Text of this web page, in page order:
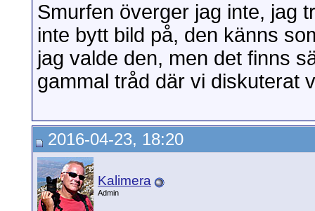
Smurfen överger jag inte, jag
inte bytt bild på, den känns
jag valde den, men det finns
gammal tråd där vi diskuterat
2016-04-23, 18:20
Kalimera
Admin